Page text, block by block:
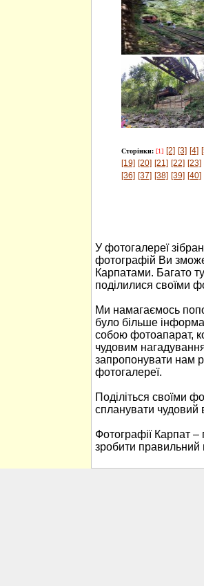
Сторінки: [1] [2] [3] [4]
[19] [20] [21] [22] [23]
[36] [37] [38] [39] [40]
У фотогалереї
фотографій Ви
Карпатами. Багато
поділилися своїми
Ми намагаємось
було більше
собою фотоапарат,
чудовим
запропонувати нам
фотогалереї.
Поділіться своїми
спланувати чудовий
Фотографії Карпат
зробити правильний